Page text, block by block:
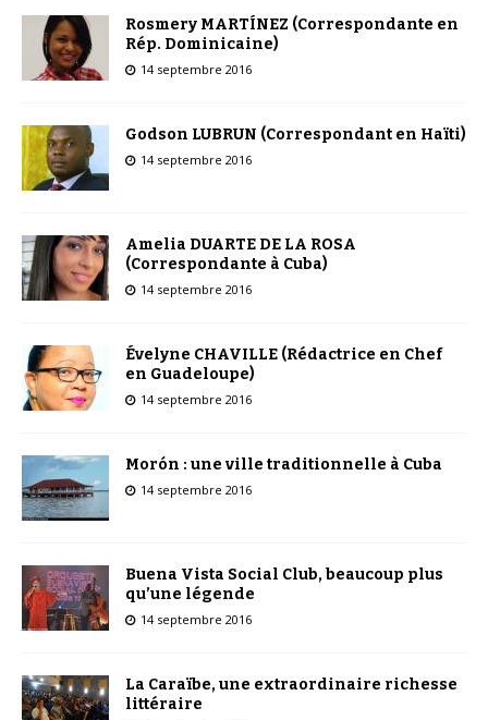
Rosmery MARTÍNEZ (Correspondante en
Rép. Dominicaine)
14 septembre 2016
Godson LUBRUN (Correspondant en Haïti)
14 septembre 2016
Amelia DUARTE DE LA ROSA
(Correspondante à Cuba)
14 septembre 2016
Évelyne CHAVILLE (Rédactrice en Chef
en Guadeloupe)
14 septembre 2016
Morón : une ville traditionnelle à Cuba
14 septembre 2016
Buena Vista Social Club, beaucoup plus
qu’une légende
14 septembre 2016
La Caraïbe, une extraordinaire richesse
littéraire